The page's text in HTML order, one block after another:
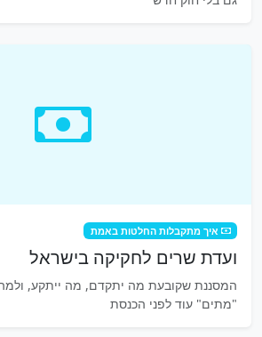
איך מתקבלות החלטות באמת
ועדת שרים לחקיקה בישראל
המסננת שקובעת מה יתקדם, מה ייתקע,
"מתים" עוד לפני הכנסת